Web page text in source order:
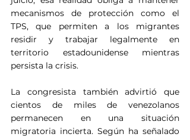
mecanismos de protección como el
TPS, que permiten a los migrantes
residir y trabajar legalmente en
territorio estadounidense mientras
persista la crisis.
La congresista también advirtió que
cientos de miles de venezolanos
permanecen en una situación
migratoria incierta. Según ha señalado